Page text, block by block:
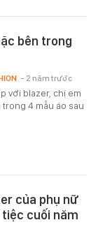
bên trong
với blazer, chị em
4 mẫu áo sau
- 2 năm trước
của phụ nữ
cuối năm